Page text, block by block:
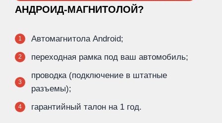
АНДРОИД-МАГНИТОЛОЙ?
1 Автомагнитола Android;
2 переходная рамка под ваш автомобиль;
3
проводка (подключение в штатные
разъемы);
4 гарантийный талон на 1 год.